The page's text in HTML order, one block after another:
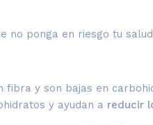
no ponga en riesgo tu
fibra y son bajas en
y ayudan a reducir